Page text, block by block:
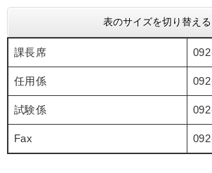
表のサイズを切り替える
課長席
任用係
試験係
Fax